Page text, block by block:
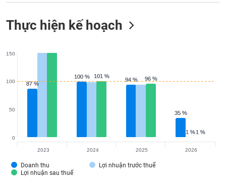
Thực hiện kế hoạch
87 %
87 %
100 %
100 % 94 %
94 %
35 %
35 %
1 %
1 %
101 %
101 % 96 %
96 %
1 %
1 %
Doanh thu
Lợi nhuận trước thuế
Lợi nhuận sau thuế
0
50
100
150
2023 2024 2025 2026